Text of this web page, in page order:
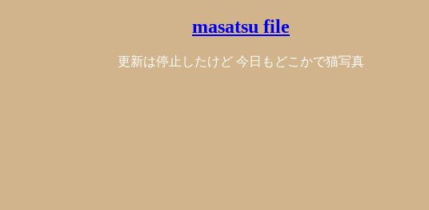
masatsu file
更新は停止したけど 今日もどこかで猫写真